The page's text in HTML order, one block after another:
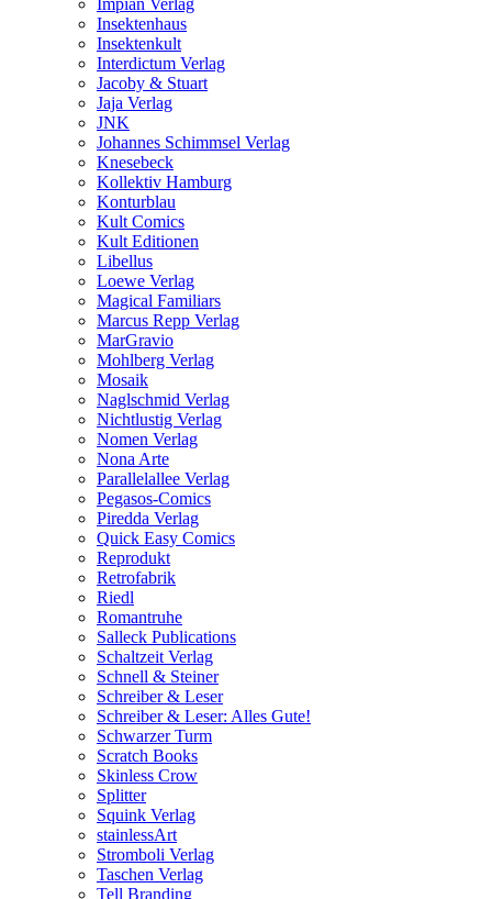
Impian Verlag
Insektenhaus
Insektenkult
Interdictum Verlag
Jacoby & Stuart
Jaja Verlag
JNK
Johannes Schimmsel Verlag
Knesebeck
Kollektiv Hamburg
Konturblau
Kult Comics
Kult Editionen
Libellus
Loewe Verlag
Magical Familiars
Marcus Repp Verlag
MarGravio
Mohlberg Verlag
Mosaik
Naglschmid Verlag
Nichtlustig Verlag
Nomen Verlag
Nona Arte
Parallelallee Verlag
Pegasos-Comics
Piredda Verlag
Quick Easy Comics
Reprodukt
Retrofabrik
Riedl
Romantruhe
Salleck Publications
Schaltzeit Verlag
Schnell & Steiner
Schreiber & Leser
Schreiber & Leser: Alles Gute!
Schwarzer Turm
Scratch Books
Skinless Crow
Splitter
Squink Verlag
stainlessArt
Stromboli Verlag
Taschen Verlag
Tell Branding